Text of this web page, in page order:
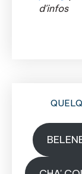
d'infos